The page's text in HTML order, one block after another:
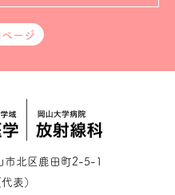
市北区鹿田町2-5-1
表）
ージ